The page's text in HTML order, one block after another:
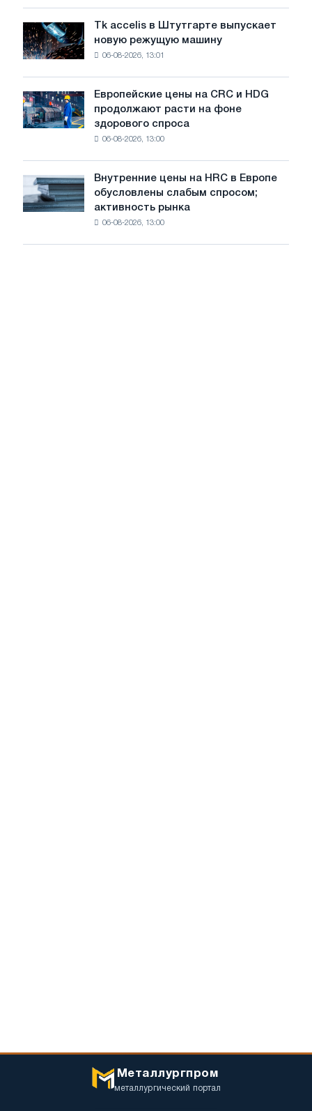
Великой
Отечественной
войны
несмотря
на
замедление
роста
цен
Tk
accelis
в
новую
режущую
Tk accelis в Штутгарте выпускает
новую режущую машину
06-08-2026, 13:01
Европейские
цены
на
продолжают
расти
здорового
Европейские цены на CRC и HDG
продолжают расти на фоне
здорового спроса
06-08-2026, 13:00
Внутренние
цены
на
Внутренние цены на HRC в Европе
обусловлены слабым спросом;
активность рынка
06-08-2026, 13:00
Металлургпром
металлургический портал